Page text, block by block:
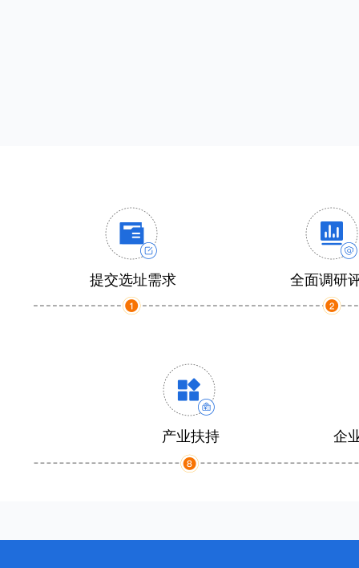
提交选址需求 全面调研
产业扶持 企